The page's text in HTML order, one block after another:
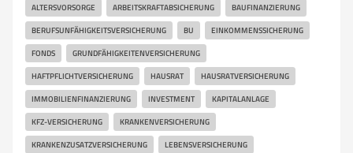
ALTERSVORSORGE ARBEITSKRAFTABSICHERUNG BAUFINANZIERUNG
BERUFSUNFÄHIGKEITSVERSICHERUNG BU EINKOMMENSSICHERUNG
FONDS GRUNDFÄHIGKEITENVERSICHERUNG
HAFTPFLICHTVERSICHERUNG HAUSRAT HAUSRATVERSICHERUNG
IMMOBILIENFINANZIERUNG INVESTMENT KAPITALANLAGE
KFZ-VERSICHERUNG KRANKENVERSICHERUNG
KRANKENZUSATZVERSICHERUNG LEBENSVERSICHERUNG